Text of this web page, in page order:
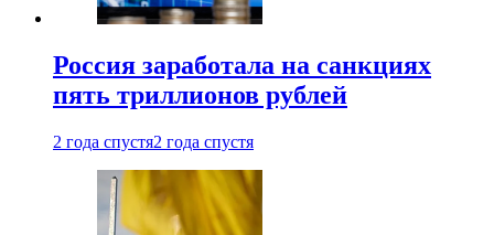
Россия заработала на санкциях
пять триллионов рублей
2 года спустя2 года спустя